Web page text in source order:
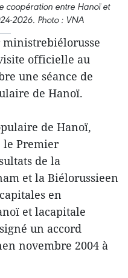
entre Hanoï et
2026. Photo : VNA
ministrebiélorusse
officielle au
une séance de
de Hanoï.
de Hanoï,
le Premier
de la
et la Biélorussieen
en
et lacapitale
un accord
novembre 2004 à